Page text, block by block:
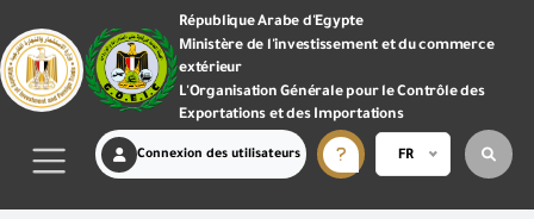
République Arabe d'Egypte
Ministère de l'investissement et du commerce
extérieur
L'Organisation Générale pour le Contrôle des
Exportations et des Importations
Connexion des utilisateurs FR